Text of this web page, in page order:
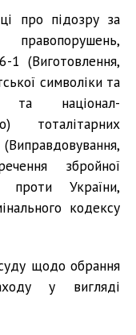
про підозру за
(Виготовлення,
символіки та
та націонал-
тоталітарних
збройної
проти України,
кодексу
щодо обрання
у вигляді